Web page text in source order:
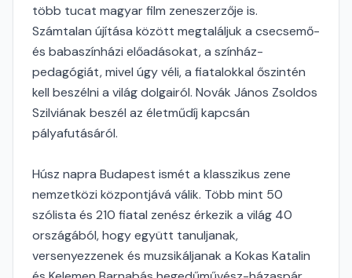
több tucat magyar film zeneszerzője is.
Számtalan újítása között megtaláljuk a csecsemő-
és babaszínházi előadásokat, a színház-
pedagógiát, mivel úgy véli, a fiatalokkal őszintén
kell beszélni a világ dolgairól. Novák János Zsoldos
Szilviának beszél az életműdíj kapcsán
pályafutásáról.
Húsz napra Budapest ismét a klasszikus zene
nemzetközi központjává válik. Több mint 50
szólista és 210 fiatal zenész érkezik a világ 40
országából, hogy együtt tanuljanak,
versenyezzenek és muzsikáljanak a Kokas Katalin